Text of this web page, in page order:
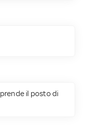
prende il posto di